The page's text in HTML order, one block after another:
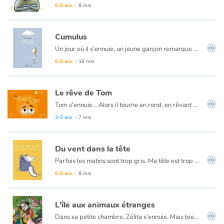
Catalogue anglais
Contraste +
Aide
Accueil
Famille
Écoles
Médiathèques
Vidéos & Tutoriaux
6-8 ans - 8 min
Cumulus
Un jour où il s’ennuie, un jeune garçon remarque un cumulus qui flotte seul dans le ciel. Touché par la situation du nuage, qui ressemble étrangement à la sienne, le jeune solitaire entame le dialogue avec le cumulus. Ensemble, ils parcourent le village. Doucement, le garçon se confie au sujet de la séparation de ses parents, de sa solitude, de son école et de la vie en général.
6-8 ans - 16 min
…
Le rêve de Tom
Tom s'ennuie... Alors il tourne en rond, en rêvant de partager un jour son trésor.
3-5 ans - 7 min
…
Du vent dans la tête
Parfois les matins sont trop gris. Ma tête est trop lourde. Mes idées sont trop emmêlées. Alors, je mets mes baskets et je file, là-haut, au plus haut de la montagne. Là où le vent souffle sur les nuages et éclaircit les brouillards. Là où le vent me rend légère.
6-8 ans - 8 min
…
L'île aux animaux étranges
Dans sa petite chambre, Zélita s’ennuie. Mais bientôt, un oiseau blanc donne des coups de bec à la fenêtre et la sort de ses rêveries... …